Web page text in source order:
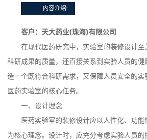
内容介绍:
客户：天大药业(珠海)有限公司
在现代医药研究中，实验室的装修设计
科研成果的质量，还直接关系到实验人员的
造一个既符合科研需求，又保障人员安全的
医药实验室的核心任务。
一、设计理念
医药实验室的装修设计应以人性化、功
为核心理念。设计时，应充分考虑实验人员的